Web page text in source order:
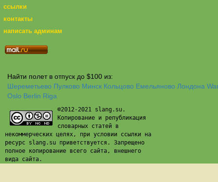
ссылки
контакты
написать админам
Найти полет в отпуск до $100 из:
Шереметьево Пулково Минск Кольцово Емельяново Лондона
Oslo Berlin Riga
©2012-2021 slang.su.
Копирование и републикация
словарных статей в
некоммерческих целях, при условии ссылки на
ресурс slang.su приветствуется. Запрещено
полное копирование всего сайта, внешнего
вида сайта.